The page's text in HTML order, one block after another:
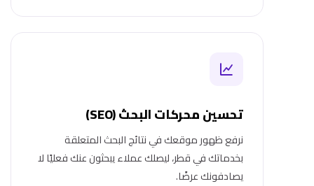
تحسين محركات البحث (SEO)
نرفع ظهور موقعك في نتائج البحث المتعلقة
بخدماتك في قطر، ليصلك عملاء يبحثون عنك فعليًا لا
يصادفونك عرضًا.